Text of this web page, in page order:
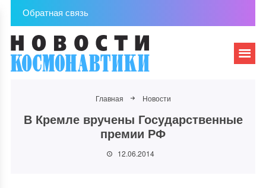
Обратная связь
Главная Новости
В Кремле вручены Государственные
премии РФ
12.06.2014